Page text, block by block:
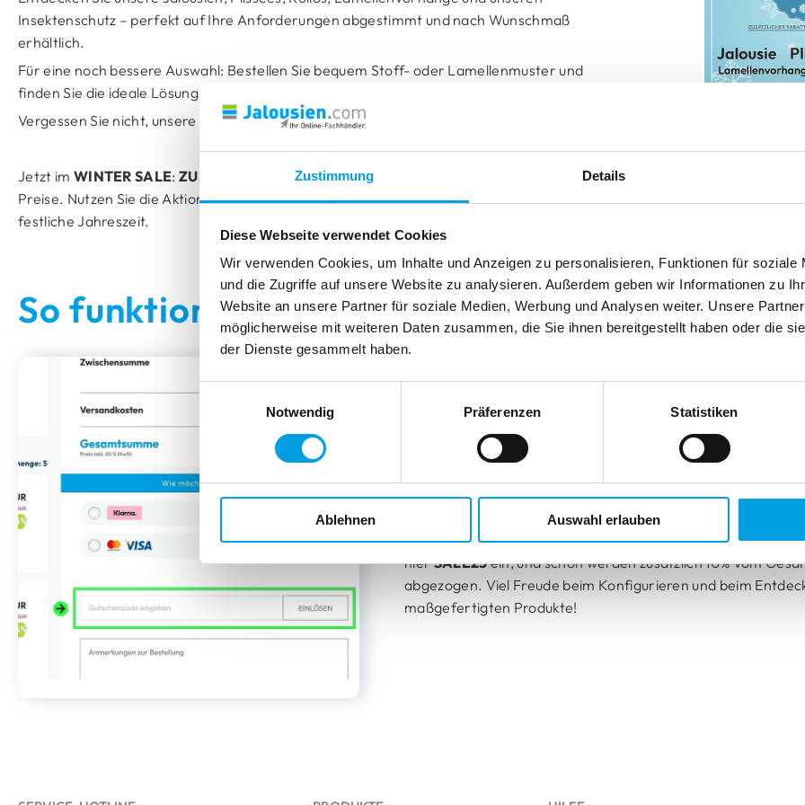
Zustimmung Details
Diese Webseite verwendet Cookies
Wir verwenden Cookies, um Inhalte und Anzeigen zu personalisieren, Funktionen für soziale
und die Zugriffe auf unsere Website zu analysieren. Außerdem geben wir Informationen zu
Website an unsere Partner für soziale Medien, Werbung und Analysen weiter. Unsere
möglicherweise mit weiteren Daten zusammen, die Sie ihnen bereitgestellt haben oder die
der Dienste gesammelt haben.
Einwilligungsauswahl
Notwendig
Präferenzen Statistiken
Ablehnen Auswahl erlauben
TIPPS & TRICKS
Messen Montieren
TIPPS & TRICKS
Messen Montieren
zum Klemmen mit Akku-Motor
TIPPS & TRICKS
Messen Montieren
Messen Montieren
Insektenschutz
Insektenschutz – perfekt auf Ihre Anforderungen abgestimmt und nach Wunschmaß
erhältlich.
Für eine noch bessere Auswahl: Bestellen Sie bequem Stoff- oder Lamellenmuster und
finden Sie die ideale Lösung für Ihr herbstlich dekoriertes Zuhause.
Vergessen Sie nicht, unsere Winter-Aktion zu nutzen – diese läuft bis zum
Jetzt im WINTER SALE:ZUSÄTZLICH 10% Rabatt* auf unsere bereits reduzierten −45%
Preise. Nutzen Sie die Aktion und schaffen Sie ein warmes, gemütliches Ambiente für die
festliche Jahreszeit.
So funktioniert's
Und wie können Sie den Rabattcode SALE25einlösen?
konfigurieren Sie Ihre Wunschprodukte nach Maß. Melden
letzten Schritt des Bestellvorgangs – dort, wo Sie eine
sehen und die Zahlungsart auswählen – finden Sie einFeld
hierSALE25ein, und schon werden zusätzlich 10% vom
abgezogen. Viel Freude beim Konfigurieren und beim
maßgefertigten Produkte!